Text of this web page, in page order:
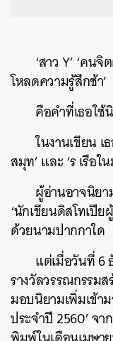
‘สาว Y’ ‘คน
โหลดความรู้สึกช้า’
คือคำที่เธอใ
ในงานเขียน เ
สมุท’ และ ‘ร เรือใ
ผู้อ่านอาจนิยา
‘นักเขียนดิสโทเปี
ด้วยนามปากกาใด
แต่เมื่อวันที่ 6
รางวัลวรรณกรรม
มอบนิยามเพิ่มเข้า
ประจำปี 2560’ จ